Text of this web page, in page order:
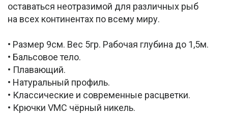
оставаться неотразимой для различных рыб
на всех континентах по всему миру.
• Размер 9см. Вес 5гр. Рабочая глубина до 1,5м.
• Бальсовое тело.
• Плавающий.
• Натуральный профиль.
• Классические и современные расцветки.
• Крючки VMC чёрный никель.